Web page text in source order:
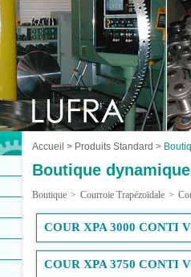
Accueil > Produits Standard >
Boutique dynamique
Boutique > Courroie Trapézoïdale >
COUR XPA 3000 CONTI
COUR XPA 3750 CONTI